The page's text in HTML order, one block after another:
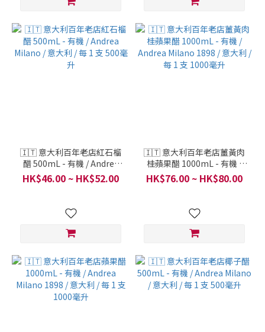
🇮🇹 意大利百年老店紅石榴
醋 500mL - 有機 / Andrea
Milano / 意大利 / 每 1 支 500
毫升
HK$46.00 ~ HK$52.00
🇮🇹 意大利百年老店薑黃肉
桂蘋果醋 1000mL - 有機 /
Andrea Milano 1898 / 意大
利 / 每 1 支 1000毫升
HK$76.00 ~ HK$80.00